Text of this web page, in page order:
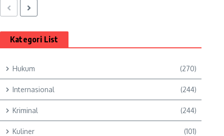
Kategori List
Hukum (270)
Internasional (244)
Kriminal (244)
Kuliner (101)